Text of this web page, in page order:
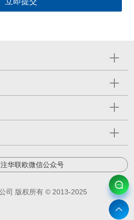
华联欧微信公众号
司 版权所有 © 2013-2025